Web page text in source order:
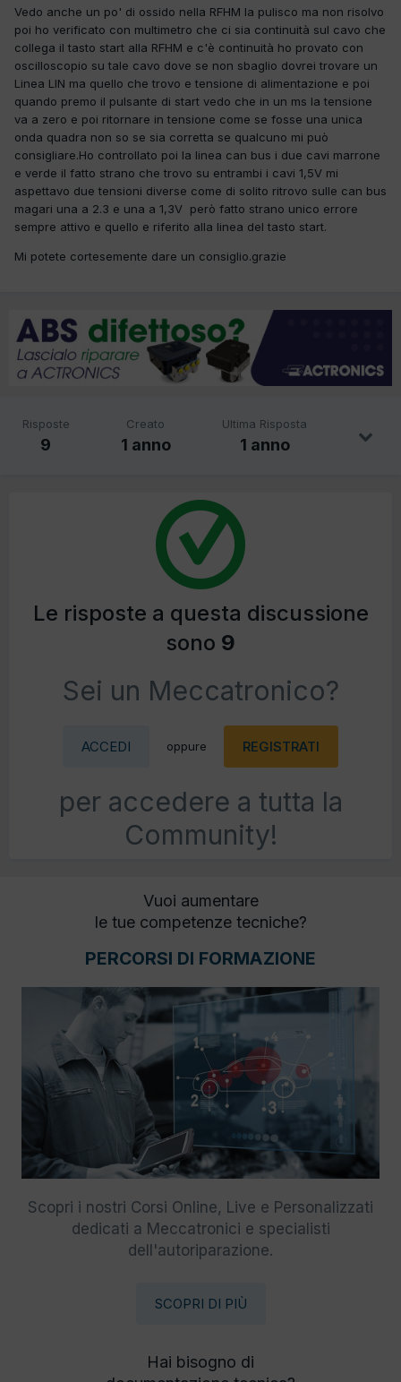
Vedo anche un po' di ossido nella RFHM la pulisco ma non risolvo
poi ho verificato con multimetro che ci sia continuità sul cavo che
collega il tasto start alla RFHM e c'è continuità ho provato con
oscilloscopio su tale cavo dove se non sbaglio dovrei trovare un
Linea LIN ma quello che trovo e tensione di alimentazione e poi
quando premo il pulsante di start vedo che in un ms la tensione
va a zero e poi ritornare in tensione come se fosse una unica
onda quadra non so se sia corretta se qualcuno mi può
consigliare.Ho controllato poi la linea can bus i due cavi marrone
e verde il fatto strano che trovo su entrambi i cavi 1,5V mi
aspettavo due tensioni diverse come di solito ritrovo sulle can bus
magari una a 2.3 e una a 1,3V però fatto strano unico errore
sempre attivo e quello e riferito alla linea del tasto start.
Mi potete cortesemente dare un consiglio.grazie
Risposte
9
Creato
1 anno
Ultima Risposta
1 anno
Le risposte a questa discussione
sono 9
Sei un Meccatronico?
ACCEDI oppure REGISTRATI
per accedere a tutta la
Community!
Vuoi aumentare
le tue competenze tecniche?
PERCORSI DI FORMAZIONE
Scopri i nostri Corsi Online, Live e Personalizzati
dedicati a Meccatronici e specialisti
dell'autoriparazione.
SCOPRI DI PIÙ
Hai bisogno di